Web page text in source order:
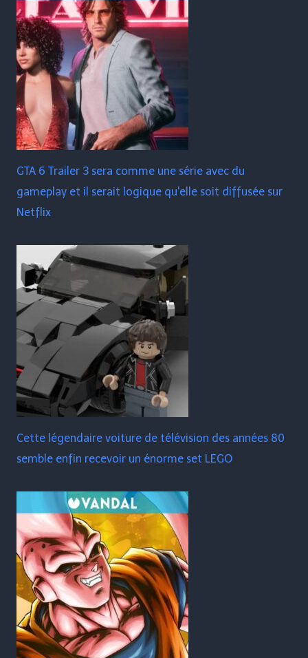
GTA 6 Trailer 3 sera comme une série avec du
gameplay et il serait logique qu'elle soit diffusée sur
Netflix
Cette légendaire voiture de télévision des années 80
semble enfin recevoir un énorme set LEGO